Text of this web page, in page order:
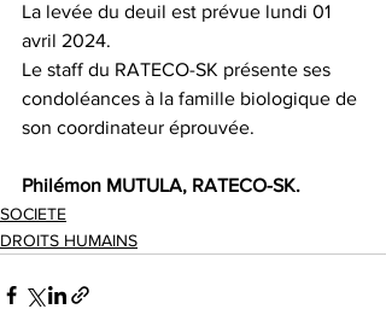
La levée du deuil est prévue lundi 01
avril 2024.
Le staff du RATECO-SK présente ses
condoléances à la famille biologique de
son coordinateur éprouvée.
Philémon MUTULA, RATECO-SK.
SOCIETE
DROITS HUMAINS